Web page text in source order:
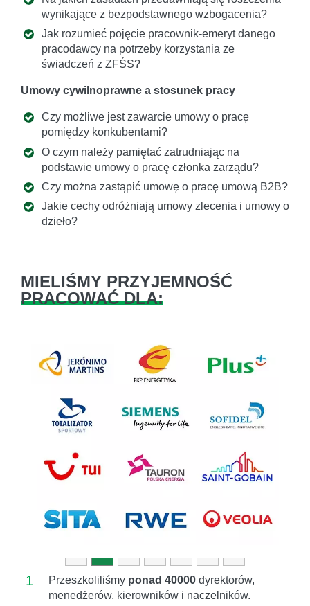
wynikające z bezpodstawnego wzbogacenia?
Jak rozumieć pojęcie pracownik-emeryt danego
pracodawcy na potrzeby korzystania ze
świadczeń z ZFŚS?
Umowy cywilnoprawne a stosunek pracy
Czy możliwe jest zawarcie umowy o pracę
pomiędzy konkubentami?
O czym należy pamiętać zatrudniając na
podstawie umowy o pracę członka zarządu?
Czy można zastąpić umowę o pracę umową B2B?
Jakie cechy odróżniają umowy zlecenia i umowy o
dzieło?
MIELIŚMY PRZYJEMNOŚĆ
PRACOWAĆ DLA:
1 Przeszkoliliśmy ponad 40000 dyrektorów,
menedżerów, kierowników i naczelników.